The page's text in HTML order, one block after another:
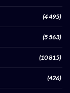
(4 495)
(5 563)
(10 815)
(426)